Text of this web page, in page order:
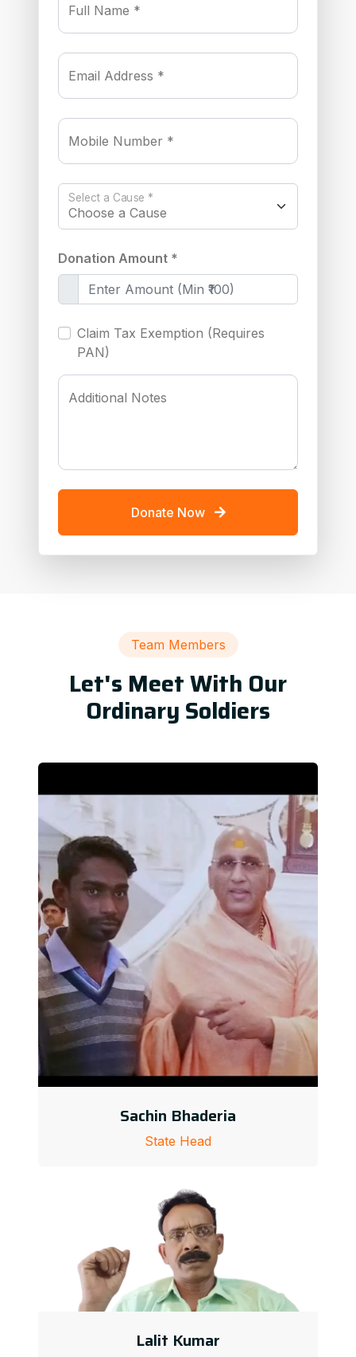
Full Name *
Email Address *
Mobile Number *
Select a Cause *
Donation Amount *
Claim Tax Exemption (Requires
PAN)
Additional Notes
Donate Now
Team Members
Let's Meet With Our
Ordinary Soldiers
Sachin Bhaderia
State Head
Lalit Kumar